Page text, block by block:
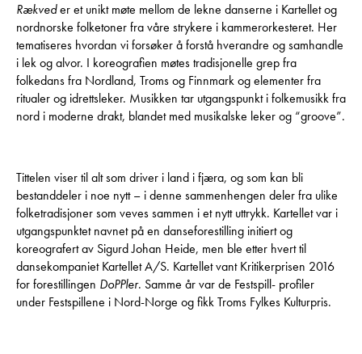
Rækveder et unikt møte mellom de lekne danserne i Kartellet og
nordnorske folketoner fra våre strykere i kammerorkesteret. Her
tematiseres hvordan vi forsøker å forstå hverandre og samhandle
i lek og alvor. I koreografien møtes tradisjonelle grep fra
folkedans fra Nordland, Troms og Finnmark og elementer fra
ritualer og idrettsleker. Musikken tar utgangspunkt i folkemusikk fra
nord i moderne drakt, blandet med musikalske leker og “groove”.
Tittelen viser til alt som driver i land i fjæra, og som kan bli
bestanddeler i noe nytt – i denne sammenhengen deler fra ulike
folketradisjoner som veves sammen i et nytt uttrykk. Kartellet var i
utgangspunktet navnet på en danseforestilling initiert og
koreografert av Sigurd Johan Heide, men ble etter hvert til
dansekompaniet Kartellet A/S. Kartellet vant Kritikerprisen 2016
for forestillingen DoPPler. Samme år var de Festspill- profiler
under Festspillene i Nord-Norge og fikk Troms Fylkes Kulturpris.